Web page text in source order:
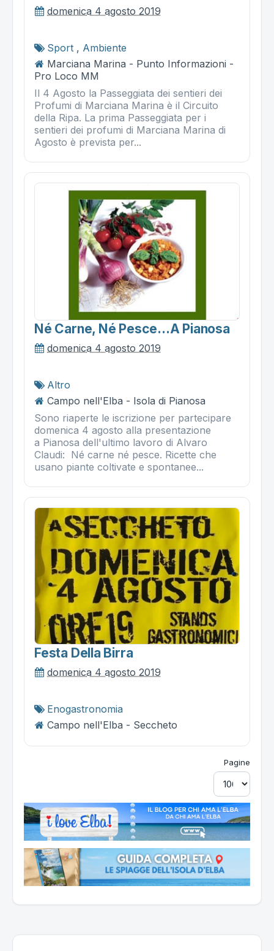
domenica 4 agosto 2019
Sport , Ambiente
Marciana Marina - Punto Informazioni -
Pro Loco MM
Il 4 Agosto la Passeggiata dei sentieri dei
Profumi di Marciana Marina è il Circuito
della Ripa. La prima Passeggiata per i
sentieri dei profumi di Marciana Marina di
Agosto è prevista per...
Né Carne, Né Pesce...a Pianosa
domenica 4 agosto 2019
Altro
Campo nell'Elba - Isola di Pianosa
Sono riaperte le iscrizione per partecipare
domenica 4 agosto alla presentazione
a Pianosa dell'ultimo lavoro di Alvaro
Claudi: Né carne né pesce. Ricette che
usano piante coltivate e spontanee...
Festa Della Birra
domenica 4 agosto 2019
Enogastronomia
Campo nell'Elba - Seccheto
Pagine